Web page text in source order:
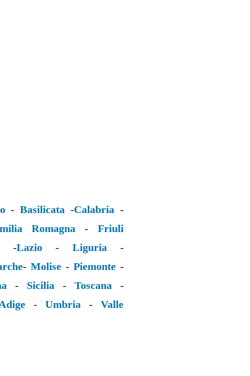
-Basilicata -Calabria-
Romagna - Friuli
-Lazio - Liguria-
- Molise- Piemonte-
- Sicilia- Toscana-
- Umbria- Valle